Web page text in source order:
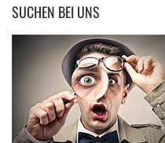
SUCHEN BEI UNS